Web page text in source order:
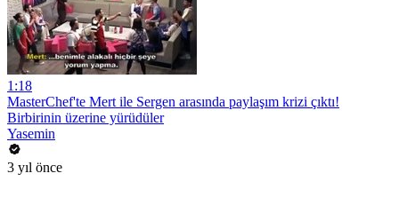
1:18
MasterChef'te Mert ile Sergen arasında paylaşım krizi çıktı!
Birbirinin üzerine yürüdüler
Yasemin
3 yıl önce